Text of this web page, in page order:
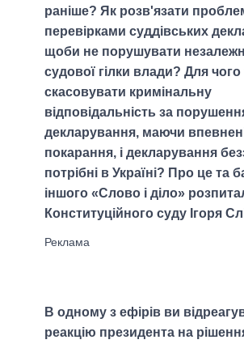
раніше? Як розв'язати
перевірками суддівських
щоби не порушувати
судової гілки влади? Для
скасовувати кримінальну
відповідальність за
декларування, маючи
покарання, і декларування
потрібні в Україні? Про це та
іншого «Слово і діло»
Конституційного суду Ігоря
В одному з ефірів ви
реакцію президента на